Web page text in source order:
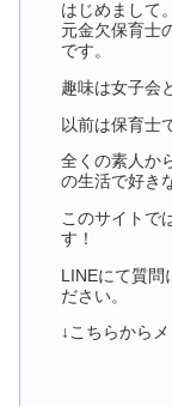
はじめまして。
元金欠保育士
です。
趣味は女子会
以前は保育士
全くの素人か
の生活で好き
このサイトで
す！
LINEにて質問
ださい。
↓こちらから